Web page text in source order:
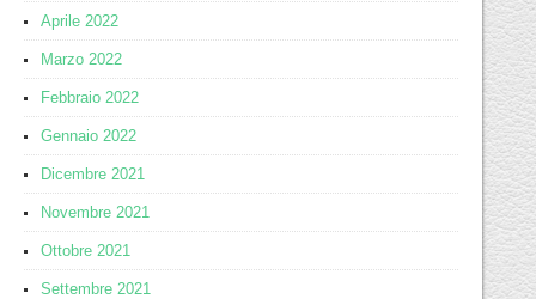
Aprile 2022
Marzo 2022
Febbraio 2022
Gennaio 2022
Dicembre 2021
Novembre 2021
Ottobre 2021
Settembre 2021